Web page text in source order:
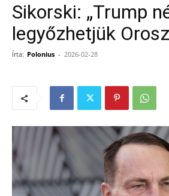
Sikorski: „Trump
legyőzhetjük
Írta: Polonius - 2026-02-28